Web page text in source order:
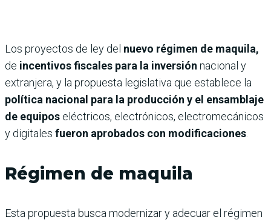
Los proyectos de ley del nuevo régimen de maquila,
de incentivos fiscales para la inversión nacional y
extranjera, y la propuesta legislativa que establece la
política nacional para la producción y el ensamblaje
de equipos eléctricos, electrónicos, electromecánicos
y digitales fueron aprobados con modificaciones
Régimen de maquila
Esta propuesta busca modernizar y adecuar el régimen